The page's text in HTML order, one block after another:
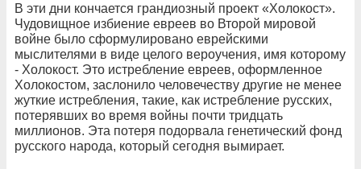
В эти дни кончается грандиозный проект «Холокост».
Чудовищное избиение евреев во Второй мировой
войне было сформулировано еврейскими
мыслителями в виде целого вероучения, имя которому
- Холокост. Это истребление евреев, оформленное
Холокостом, заслонило человечеству другие не менее
жуткие истребления, такие, как истребление русских,
потерявших во время войны почти тридцать
миллионов. Эта потеря подорвала генетический фонд
русского народа, который сегодня вымирает.